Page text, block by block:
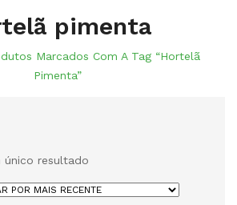
pimenta
Marcados Com A Tag “hortelã
Pimenta”
único resultado